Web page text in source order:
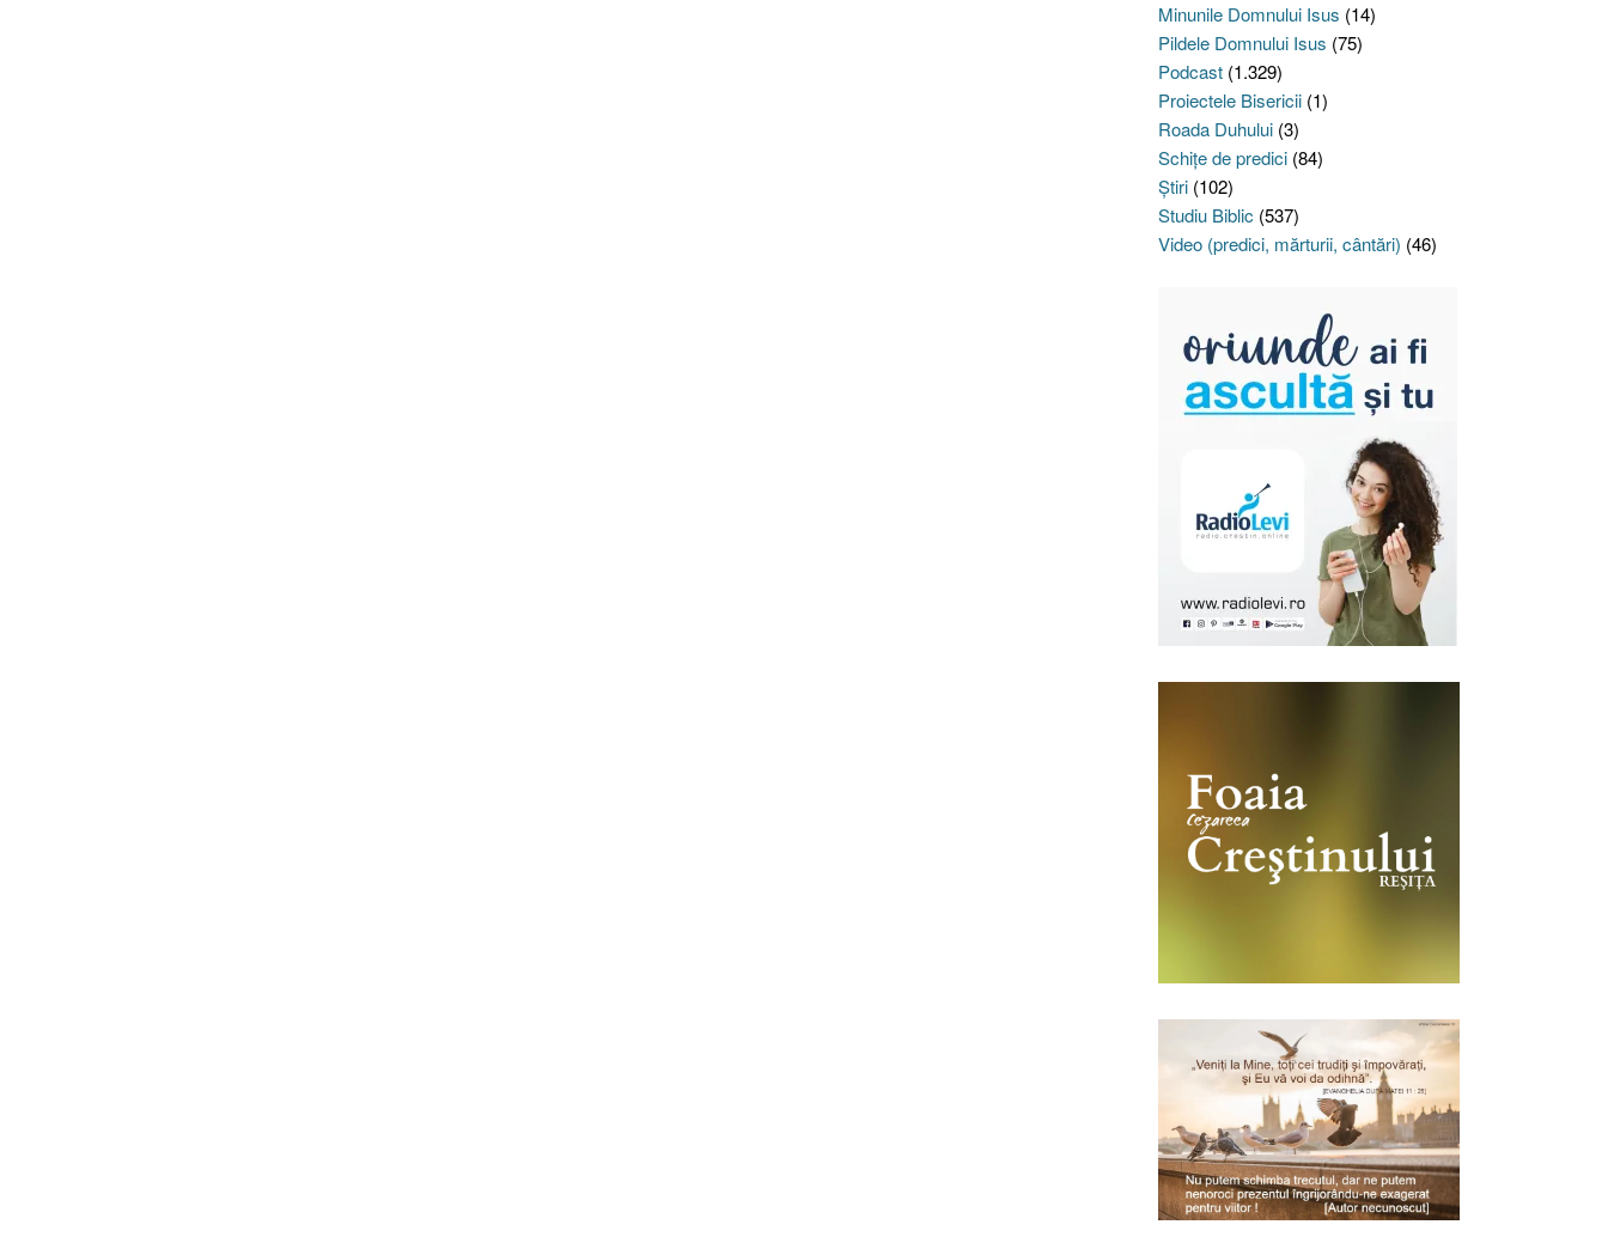
Minunile Domnului Isus (14)
Pildele Domnului Isus (75)
Podcast(1.329)
Proiectele Bisericii(1)
Roada Duhului(3)
Schiţe de predici(84)
Ştiri(102)
Studiu Biblic (537)
Video (predici, mărturii, cântări) (46)